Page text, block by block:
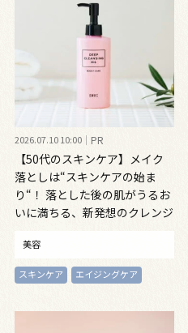
2026.07.10 10:00 PR
【50代のスキンケア】メイク
落としは“スキンケアの始ま
り“！ 落とした後の肌がうるお
いに満ちる、新発想のクレンジ
美容
スキンケア エイジングケア